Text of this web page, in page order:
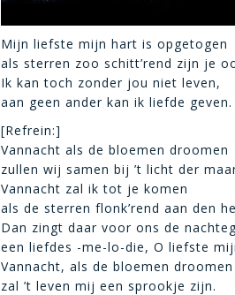
Mijn liefste mijn hart is opgetogen
als sterren zoo schitt’rend zijn je
Ik kan toch zonder jou niet leven,
aan geen ander kan ik liefde geven.
[Refrein:]
Vannacht als de bloemen droomen
zullen wij samen bij ’t licht der
Vannacht zal ik tot je komen
als de sterren flonk’rend aan den
Dan zingt daar voor ons de
een liefdes -me-lo-die, O liefste
Vannacht, als de bloemen droomen
zal ’t leven mij een sprookje zijn.